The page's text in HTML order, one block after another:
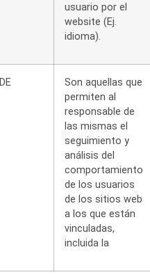
usuario por el
website (Ej.
idioma).
DE
Son aquellas que
permiten al
responsable de
las mismas el
seguimiento y
análisis del
comportamiento
de los usuarios
de los sitios web
a los que están
vinculadas,
incluida la